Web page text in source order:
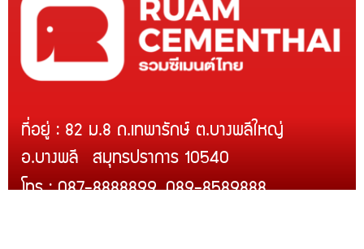
ที่อยู่ : 82 ม.8 ถ.เทพารักษ์ ต.บางพลีใหญ่
อ.บางพลี สมุทรปราการ 10540
โทร : 087-8888899, 089-8589888